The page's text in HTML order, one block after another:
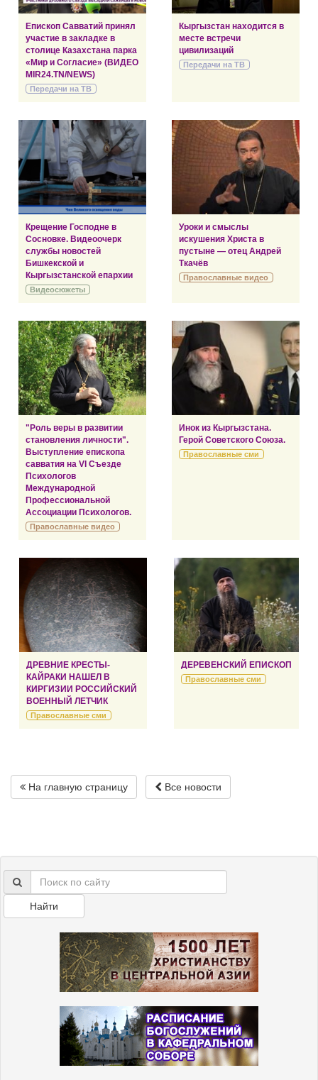
Епископ Савватий принял
участие в закладке в
столице Казахстана парка
«Мир и Согласие» (ВИДЕО
MIR24.TN/NEWS)
Передачи на ТВ
Кыргызстан находится в
месте встречи
цивилизаций
Передачи на ТВ
Крещение Господне в
Сосновке. Видеоочерк
службы новостей
Бишкекской и
Кыргызстанской епархии
Видеосюжеты
Уроки и смыслы
искушения Христа в
пустыне — отец Андрей
Ткачёв
Православные видео
"Роль веры в развитии
становления личности".
Выступление епископа
савватия на VI Съезде
Психологов
Международной
Профессиональной
Ассоциации Психологов.
Православные видео
Инок из Кыргызстана.
Герой Советского Союза.
Православные сми
ДРЕВНИЕ КРЕСТЫ-
КАЙРАКИ НАШЕЛ В
КИРГИЗИИ РОССИЙСКИЙ
ВОЕННЫЙ ЛЕТЧИК
Православные сми
ДЕРЕВЕНСКИЙ ЕПИСКОП
Православные сми
На главную страницу Все новости
Найти